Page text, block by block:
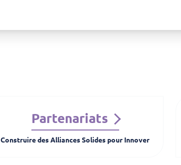
Partenariats
Construire des Alliances Solides pour Innover